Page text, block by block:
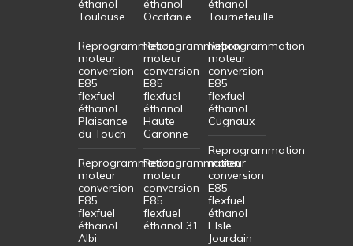
éthanol
Toulouse
Reprogrammation
moteur
conversion
E85
flexfuel
éthanol
Plaisance
du Touch
Reprogrammation
moteur
conversion
E85
flexfuel
éthanol
Albi
éthanol
Occitanie
Reprogrammation
moteur
conversion
E85
flexfuel
éthanol
Haute
Garonne
Reprogrammation
moteur
conversion
E85
flexfuel
éthanol 31
éthanol
Tournefeuille
Reprogrammation
moteur
conversion
E85
flexfuel
éthanol
Cugnaux
Reprogrammation
moteur
conversion
E85
flexfuel
éthanol
L’Isle
Jourdain